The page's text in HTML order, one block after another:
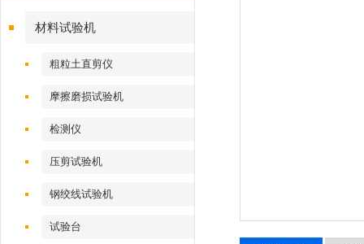
材料试验机
粗粒土直剪仪
摩擦磨损试验机
检测仪
压剪试验机
钢绞线试验机
试验台